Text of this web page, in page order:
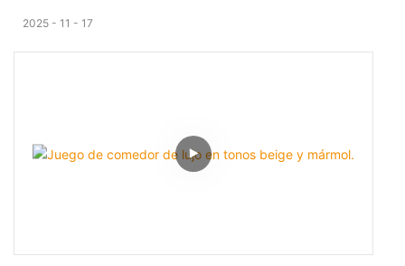
2025 11 17